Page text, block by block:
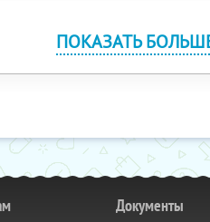
ПОКАЗАТЬ
Документы